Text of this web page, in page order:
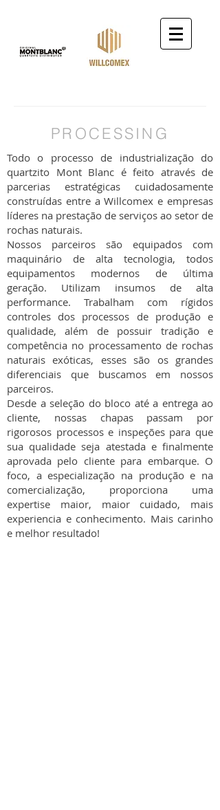
PROCESSING
Todo o processo de industrialização do
quartzito Mont Blanc é feito através de
parcerias estratégicas cuidadosamente
construídas entre a Willcomex e empresas
líderes na prestação de serviços ao setor de
rochas naturais.
Nossos parceiros são equipados com
maquinário de alta tecnologia, todos
equipamentos modernos de última
geração. Utilizam insumos de alta
performance. Trabalham com rígidos
controles dos processos de produção e
qualidade, além de possuir tradição e
competência no processamento de rochas
naturais exóticas, esses são os grandes
diferenciais que buscamos em nossos
parceiros.
Desde a seleção do bloco até a entrega ao
cliente, nossas chapas passam por
rigorosos processos e inspeções para que
sua qualidade seja atestada e finalmente
aprovada pelo cliente para embarque. O
foco, a especialização na produção e na
comercialização, proporciona uma
expertise maior, maior cuidado, mais
experiencia e conhecimento. Mais carinho
e melhor resultado!